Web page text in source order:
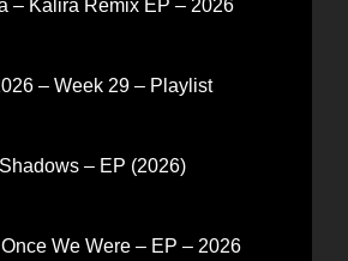
– Kalira Remix EP – 2026
– Week 29 – Playlist
– EP (2026)
We Were – EP – 2026